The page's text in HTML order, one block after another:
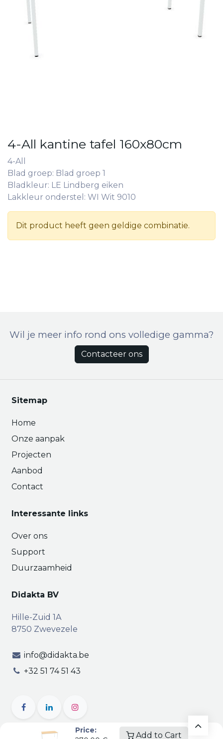
Price:
Add to Cart
4-All kantine tafel 160x80cm
4-All
Blad groep: Blad groep 1
Bladkleur: LE Lindberg eiken
Lakkleur onderstel: WI Wit 9010
Dit product heeft geen geldige combinatie.
Wil je meer info rond ons volledige gamma?
Contacteer ons
Sitemap
Home
Onze aanpak
Projecten
Aanbod
Contact
Interessante links
Over ons
Support
Duurzaamheid
Didakta BV
Hille-Zuid 1A
8750 Zwevezele
info@didakta.be
+32 51 74 51 43